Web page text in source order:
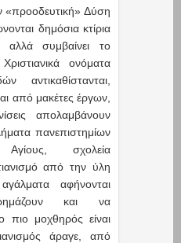
«προοδευτική» Δύση
δημόσια κτίρια
αλλά συμβαίνει το
ονόματα
από μακέτες έργων,
απολαμβάνουν
πανεπιστημίων
Αγίους, σχολεία
από την ύλη
αφήνονται
και να
πιο μοχθηρός είναι
άραγε, από